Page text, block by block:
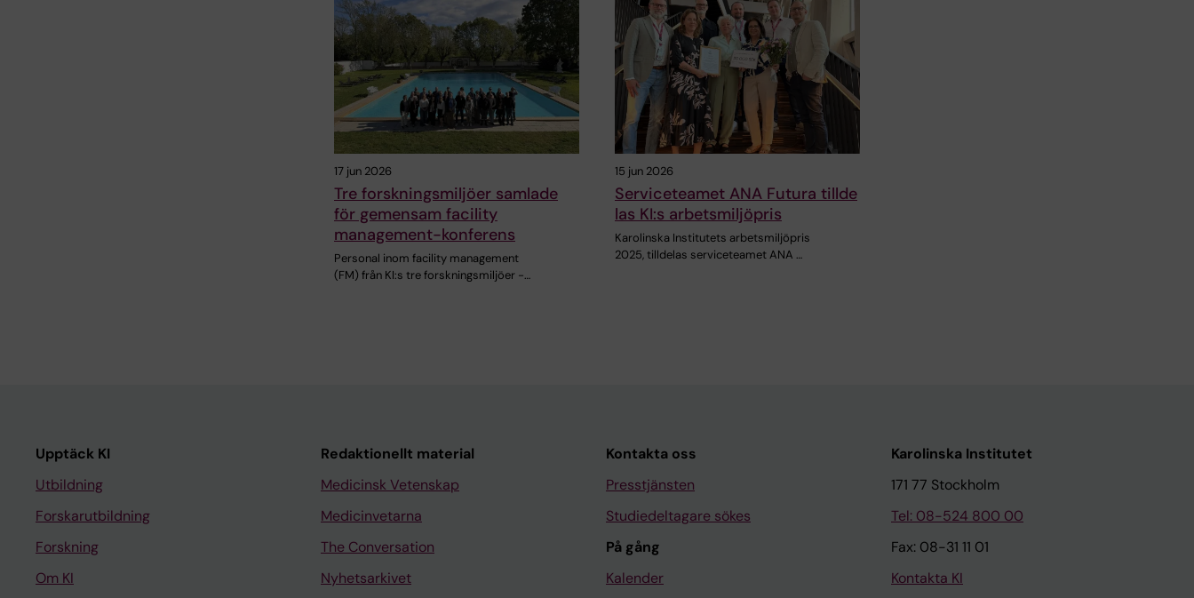
17 jun 2026
Tre forskningsmiljöer samlade
för gemensam facility
management-konferens
Personal inom facility management
(FM) från KI:s tre forskningsmiljöer -…
15 jun 2026
Serviceteamet ANA Futura tillde
las KI:s arbetsmiljöpris
Karolinska Institutets arbetsmiljöpris
2025, tilldelas serviceteamet ANA …
Upptäck KI
Utbildning
Forskarutbildning
Forskning
Om KI
Redaktionellt material
Medicinsk Vetenskap
Medicinvetarna
The Conversation
Nyhetsarkivet
Kontakta oss
Presstjänsten
Studiedeltagare sökes
På gång
Kalender
Karolinska Institutet
171 77 Stockholm
Tel: 08-524 800 00
Fax: 08-31 11 01
Kontakta KI